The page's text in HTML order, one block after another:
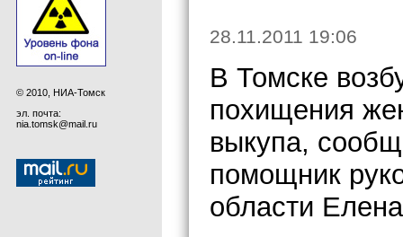
© 2010, НИА-Томск
эл. почта:
nia.tomsk@mail.ru
28.11.2011 19:06
В Томске
похищения
выкупа,
помощник
области